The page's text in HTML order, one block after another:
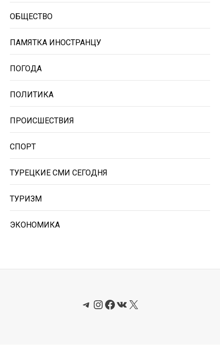
ОБЩЕСТВО
ПАМЯТКА ИНОСТРАНЦУ
ПОГОДА
ПОЛИТИКА
ПРОИСШЕСТВИЯ
СПОРТ
ТУРЕЦКИЕ СМИ СЕГОДНЯ
ТУРИЗМ
ЭКОНОМИКА
Telegram
Instagram
Facebook
ВКонтакте
X